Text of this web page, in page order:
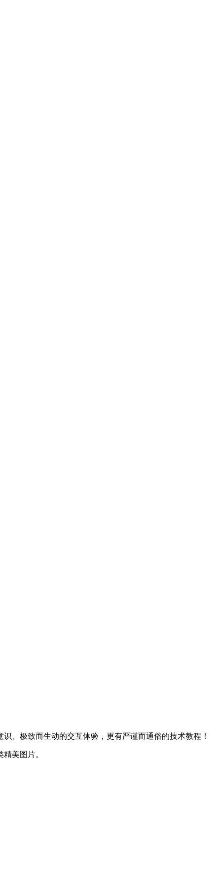
、极致而生动的交互体验，更有严谨而通俗的技术教程！
美图片。